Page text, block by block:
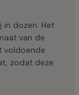
in dozen. Het
van de
voldoende
zodat deze